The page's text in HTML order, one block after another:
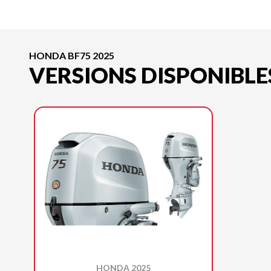
HONDA BF75 2025
VERSIONS
HONDA 2025